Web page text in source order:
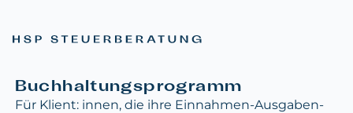
Buchhaltungsprogramm
Für Klient: innen, die ihre Einnahmen-Ausgaben-